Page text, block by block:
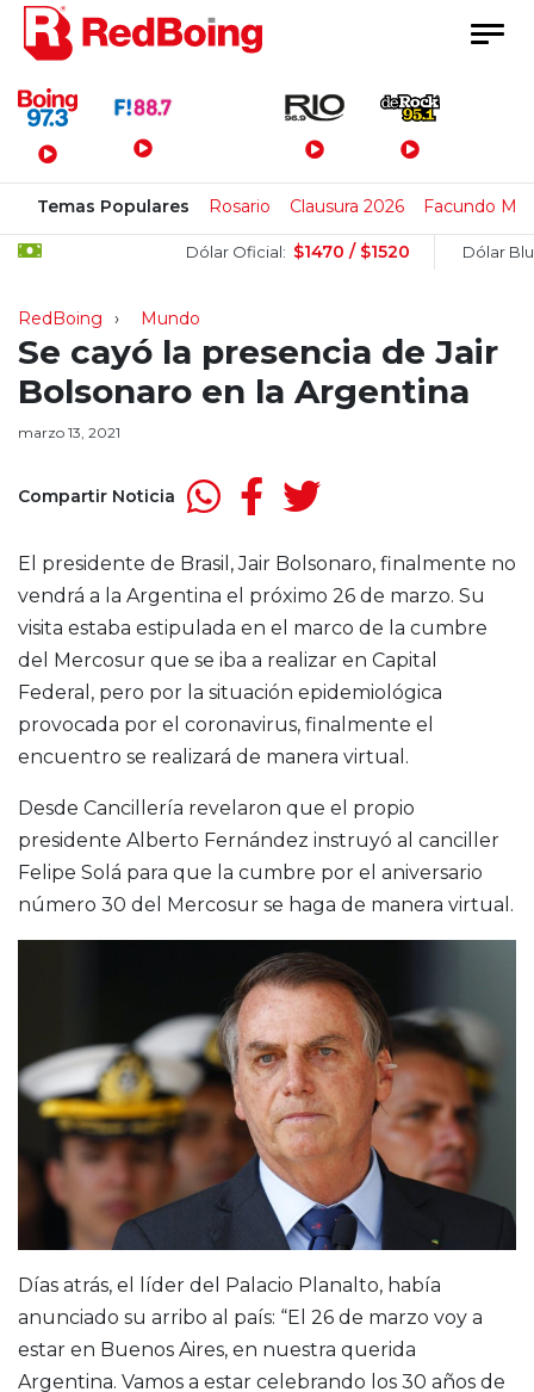
Menú Principal
Temas Populares Rosario Clausura 2026 Facundo
Dólar Oficial: $1470 / $1520 Dólar Blue:
RedBoing Mundo
Se cayó la presencia de Jair
Bolsonaro en la Argentina
marzo 13, 2021
Compartir Noticia
El presidente de Brasil, Jair Bolsonaro, finalmente no
vendrá a la Argentina el próximo 26 de marzo. Su
visita estaba estipulada en el marco de la cumbre
del Mercosur que se iba a realizar en Capital
Federal, pero por la situación epidemiológica
provocada por el coronavirus, finalmente el
encuentro se realizará de manera virtual.
Desde Cancillería revelaron que el propio
presidente Alberto Fernández instruyó al canciller
Felipe Solá para que la cumbre por el aniversario
número 30 del Mercosur se haga de manera virtual.
Días atrás, el líder del Palacio Planalto, había
anunciado su arribo al país: “El 26 de marzo voy a
estar en Buenos Aires, en nuestra querida
Argentina. Vamos a estar celebrando los 30 años de